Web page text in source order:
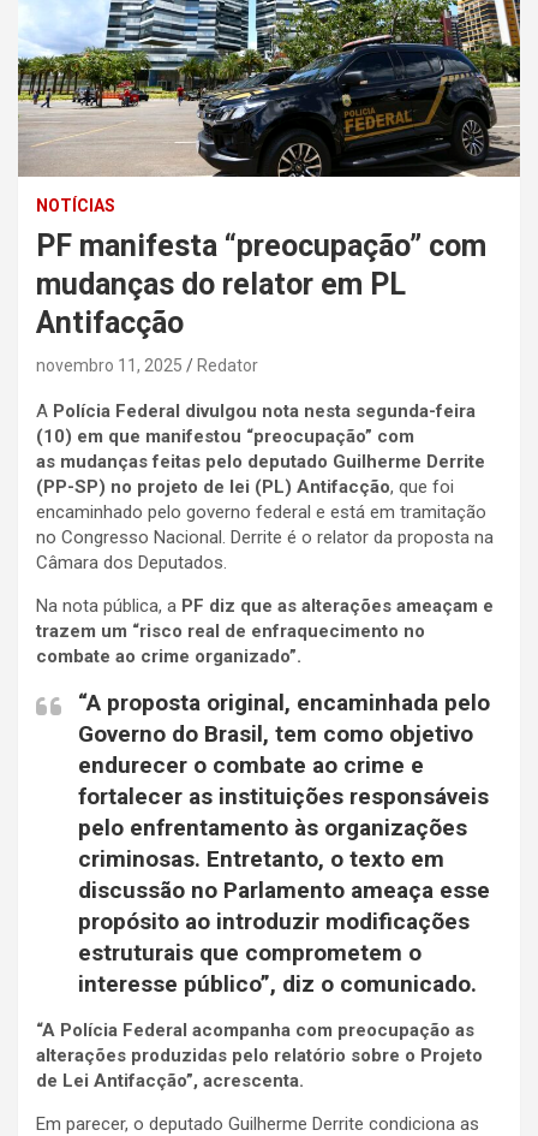
NOTÍCIAS
PF manifesta “preocupação” com
mudanças do relator em PL
Antifacção
novembro 11, 2025 Redator
A Polícia Federal divulgou nota nesta segunda-feira
(10) em que manifestou “preocupação” com
as mudanças feitas pelo deputado Guilherme Derrite
(PP-SP) no projeto de lei (PL) Antifacção, que foi
encaminhado pelo governo federal e está em tramitação
no Congresso Nacional. Derrite é o relator da proposta na
Câmara dos Deputados.
Na nota pública, a PF diz que as alterações ameaçam e
trazem um “risco real de enfraquecimento no
combate ao crime organizado”.
“A proposta original, encaminhada pelo
Governo do Brasil, tem como objetivo
endurecer o combate ao crime e
fortalecer as instituições responsáveis
pelo enfrentamento às organizações
criminosas. Entretanto, o texto em
discussão no Parlamento ameaça esse
propósito ao introduzir modificações
estruturais que comprometem o
interesse público”, diz o comunicado.
“A Polícia Federal acompanha com preocupação as
alterações produzidas pelo relatório sobre o Projeto
de Lei Antifacção”, acrescenta.
Em parecer, o deputado Guilherme Derrite condiciona as